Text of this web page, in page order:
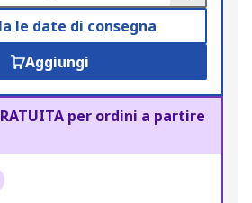
le date di consegna
Aggiungi
per ordini a partire